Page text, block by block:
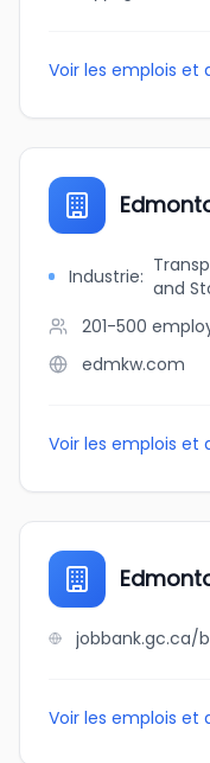
Voir les emplois et
Industrie: and
201-500
edmkw.com
Voir les emplois et
Voir les emplois et